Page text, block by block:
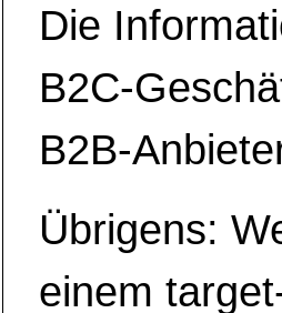
Die
B2C-
B2B-
Übrigens:
einem